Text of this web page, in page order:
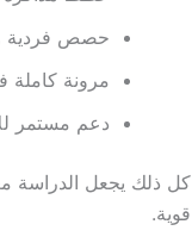
حصص فردية
مرونة كاملة
دعم مستمر
كل ذلك يجعل الدراسة
قوية.